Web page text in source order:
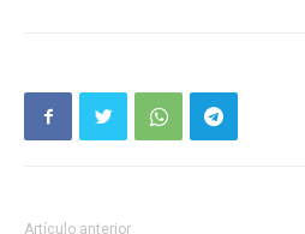
Artículo anterior